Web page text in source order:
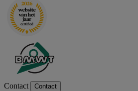
Contact Contact